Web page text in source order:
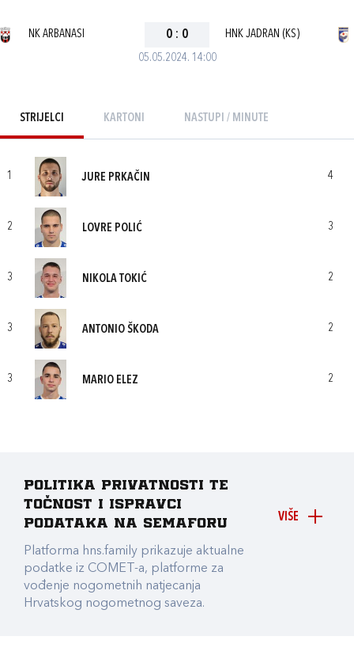
05.05.2024. 14:00
NK ARBANASI 0 : 0 HNK JADRAN (KS)
STRIJELCI KARTONI NASTUPI / MINUTE
1 JURE PRKAČIN 4
2 LOVRE POLIĆ 3
3 NIKOLA TOKIĆ 2
3 ANTONIO ŠKODA 2
3 MARIO ELEZ 2
VIŠE
Politika privatnosti te
točnost i ispravci
podataka na Semaforu
Platforma hns.family prikazuje aktualne
podatke iz COMET-a, platforme za
vođenje nogometnih natjecanja
Hrvatskog nogometnog saveza.